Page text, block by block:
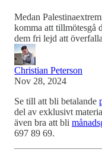
Medan
komma att tillmötesgå
dem fri lejd att
Christian Peterson
Nov 28, 2024
Se till att bli betalande
del av exklusivt
även bra att bli
697 89 69.